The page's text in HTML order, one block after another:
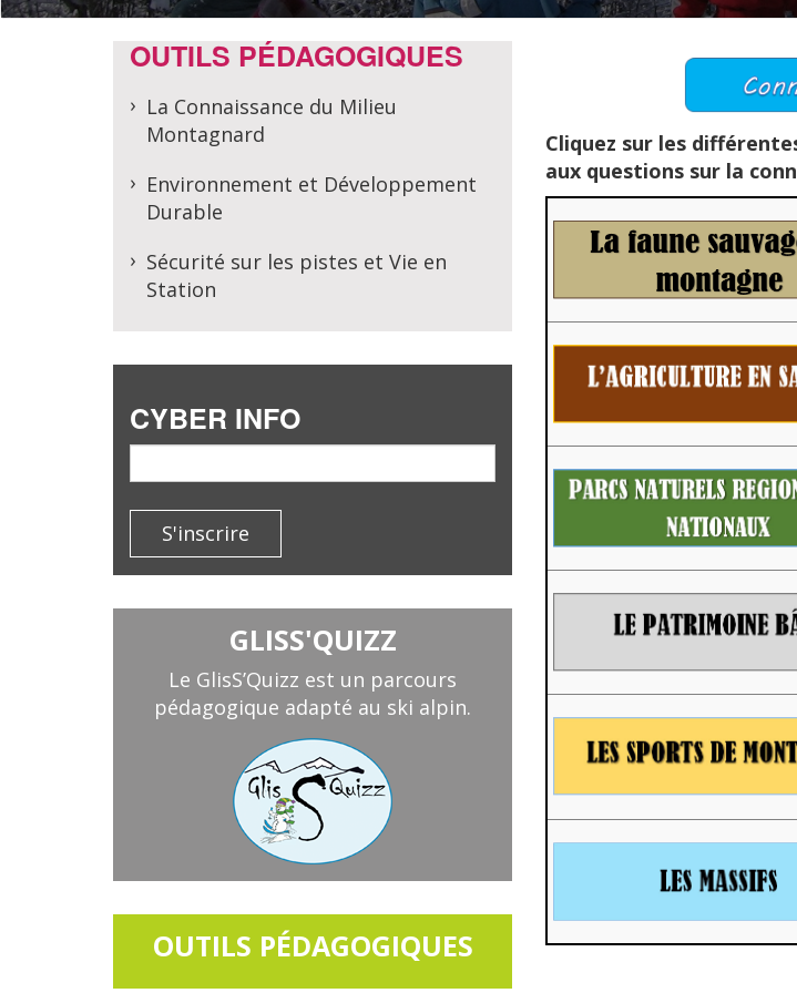
Cliquez sur les
aux questions sur la
OUTILS PÉDAGOGIQUES
La Connaissance du Milieu
Montagnard
Environnement et Développement
Durable
Sécurité sur les pistes et Vie en
Station
CYBER INFO
S'inscrire
GLISS'QUIZZ
Le GlisS’Quizz est un parcours
pédagogique adapté au ski alpin.
OUTILS PÉDAGOGIQUES